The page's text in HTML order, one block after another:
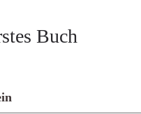
Buch